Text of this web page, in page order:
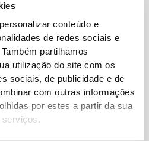
conteúdo e
de redes sociais e
partilhamos
utilização do site com os
sociais, de publicidade e de
com outras informações
por estes a partir da sua
serviços.
€17.50 €34.99
Leggings a 7/8 de Cintura
Média AirFlow